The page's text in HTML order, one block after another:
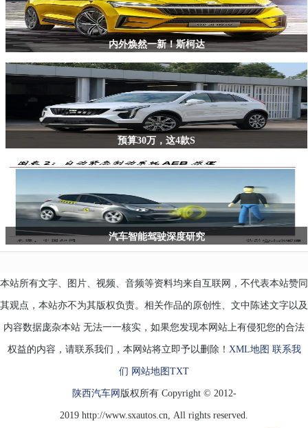
内外焕然一新！斯柯达
预算30万，这4款S
汽车智能驾驶深度研究
本站所有文字、图片、视频、音频等资料均来自互联网，不代表本站赞同
其观点，本站亦不为其版权负责。相关作品的原创性、文中陈述文字以及
内容数据庞杂本站 无法一一核实，如果您发现本网站上有侵犯您的合法
权益的内容，请联系我们，本网站将立即予以删除！ XML地图 联系我
们 网站地图 TXT
陕西汽车网 版权所有 Copyright © 2012-
2019 http://www.sxautos.cn, All rights reserved.